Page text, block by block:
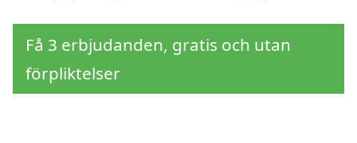
Få 3 erbjudanden, gratis och utan
förpliktelser